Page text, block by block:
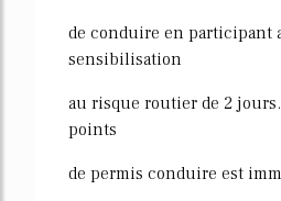
de conduire en participant
sensibilisation
au risque routier de 2
points
de permis conduire est